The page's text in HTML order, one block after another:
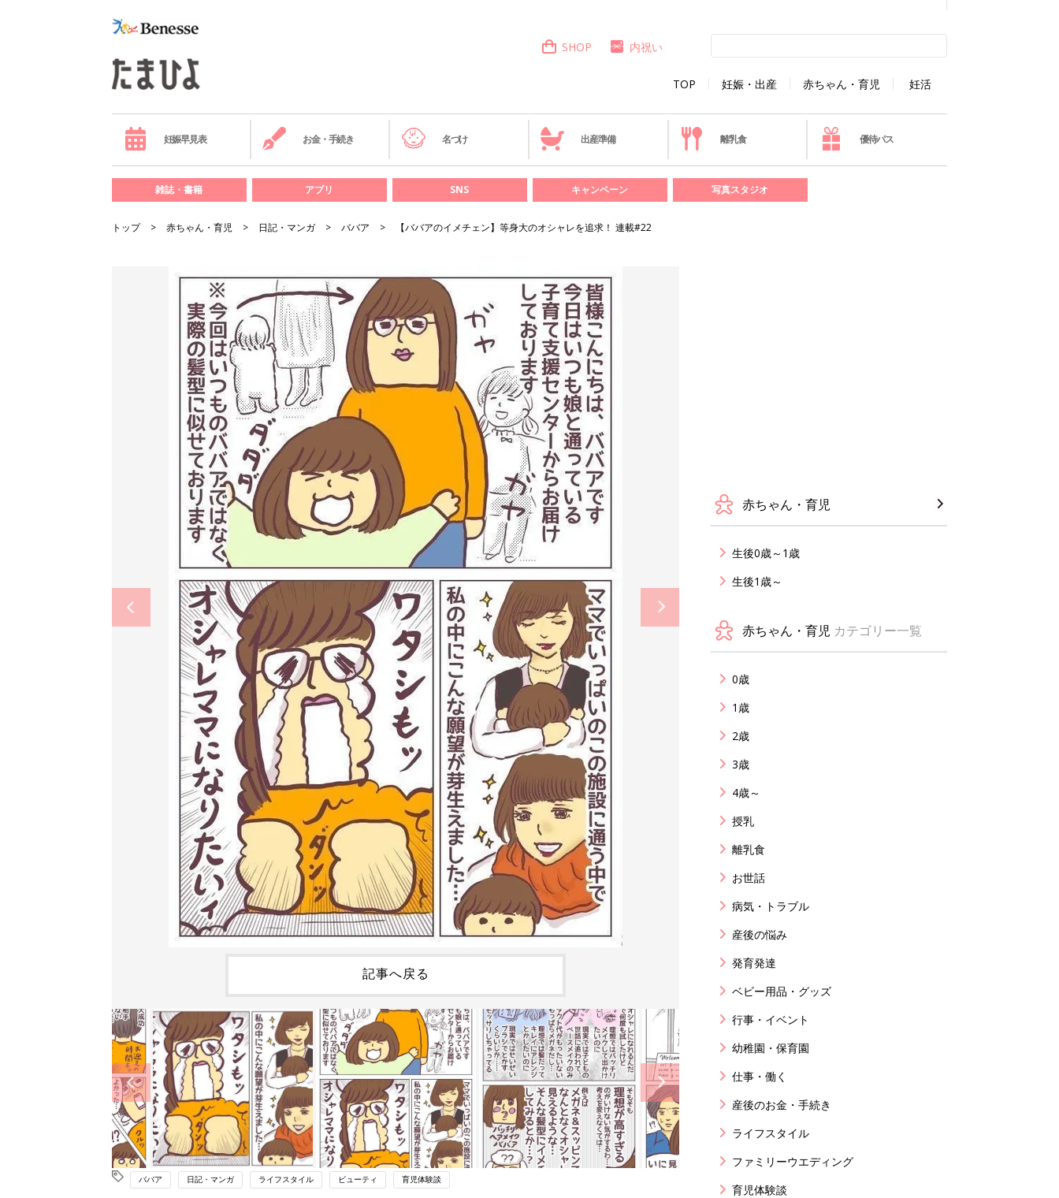
TOP 妊娠・出産 赤ちゃん・育児 妊活
SHOP 内祝い
妊娠早見表 お金・手続き 名づけ 出産準備 離乳食 優待パス
雑誌・書籍 アプリ SNS キャンペーン 写真スタジオ
トップ 赤ちゃん・育児 日記・マンガ ババア 【ババアのイメチェン】等身大のオシャレを追求！ 連載#22
記事へ戻る
ババア 日記・マンガ ライフスタイル ビューティ 育児体験談
赤ちゃん・育児
生後0歳～1歳
生後1歳～
赤ちゃん・育児 カテゴリー一覧
0歳
1歳
2歳
3歳
4歳～
授乳
離乳食
お世話
病気・トラブル
産後の悩み
発育発達
ベビー用品・グッズ
行事・イベント
幼稚園・保育園
仕事・働く
産後のお金・手続き
ライフスタイル
ファミリーウエディング
育児体験談